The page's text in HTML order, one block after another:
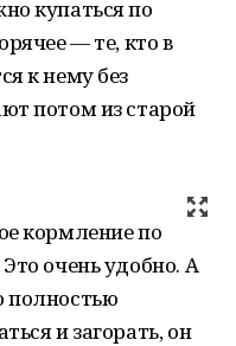
купаться по
— те, кто в
к нему без
потом из старой
кормление по
очень удобно. А
полностью
и загорать, он